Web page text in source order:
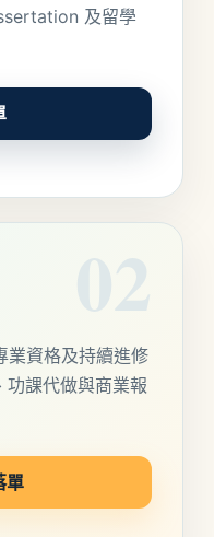
及留學
02
業資格及持續進修
課代做與商業報
單